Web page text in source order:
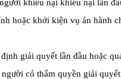
khiếu nại khiếu nại lần
hoặc khởi kiện vụ án hành
giải quyết lần đầu hoặc
có thẩm quyền giải